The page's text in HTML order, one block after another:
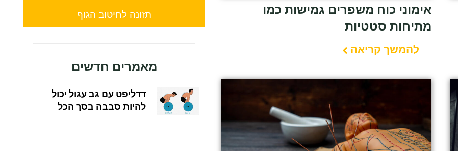
אימוני כוח משפרים גמישות כמו
מתיחות סטטיות
להמשך קריאה
תזונה לחיטוב הגוף
מאמרים חדשים
דדליפט עם גב עגול יכול
להיות סבבה בסך הכל